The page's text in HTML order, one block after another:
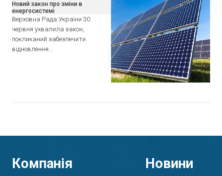
Новий закон про зміни в
енергосистемі
Верховна Рада України 30
червня ухвалила закон,
покликаний забезпечити
відновлення…
Компанія Новини